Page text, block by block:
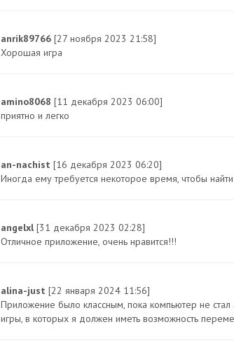
anrik89766 [27 ноября 2023 21:58]
Хорошая игра
amino8068 [11 декабря 2023 06:00]
приятно и легко
an-nachist [16 декабря 2023 06:20]
Иногда ему требуется некоторое время, чтобы
angelxl[31 декабря 2023 02:28]
Отличное приложение, очень нравится!!!
alina-just [22 января 2024 11:56]
Приложение было классным, пока компьютер не стал
игры, в которых я должен иметь возможность